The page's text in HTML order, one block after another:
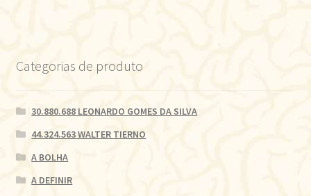
Categorias de produto
30.880.688 LEONARDO GOMES DA SILVA
44.324.563 WALTER TIERNO
A BOLHA
A DEFINIR